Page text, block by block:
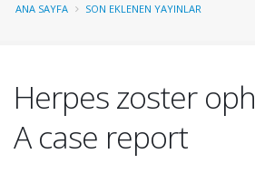
ANA SAYFA SON EKLENEN YAYINLAR
Herpes zoster
A case report